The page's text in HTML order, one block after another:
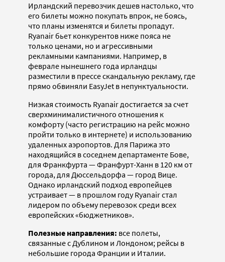
Ирландский перевозчик дешев настолько, что
его билеты можно покупать впрок, не боясь,
что планы изменятся и билеты пропадут.
Ryanair бьет конкурентов ниже пояса не
только ценами, но и агрессивными
рекламными кампаниями. Например, в
феврале нынешнего года ирландцы
разместили в прессе скандальную рекламу, где
прямо обвиняли EasyJet в непунктуальности.
Низкая стоимость Ryanair достигается за счет
сверхминималистичного отношения к
комфорту (часто регистрацию на рейс можно
пройти только в интернете) и использованию
удаленных аэропортов. Для Парижа это
находящийся в соседнем департаменте Бове,
для Франкфурта — Франфурт-Ханн в 120 км от
города, для Дюссельдорфа — город Вице.
Однако ирландский подход европейцев
устраивает — в прошлом году Ryanair стал
лидером по объему перевозок среди всех
европейских «бюджетников».
Полезные направления: все полеты,
связанные с Дублином и Лондоном; рейсы в
небольшие города Франции и Италии.